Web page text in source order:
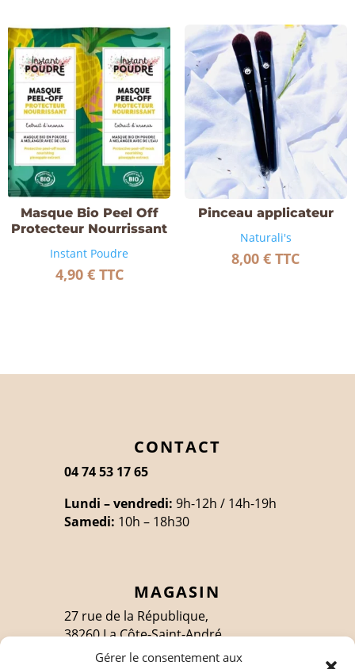
Gérer le consentement aux
Masque Bio Peel Off
Protecteur Nourrissant
Instant Poudre
4,90 € TTC
Pinceau applicateur
Naturali's
8,00€ TTC
CONTACT
04 74 53 17 65
Lundi – vendredi: 9h-12h / 14h-19h
Samedi: 10h – 18h30
MAGASIN
27 rue de la République,
38260 La Côte-Saint-André